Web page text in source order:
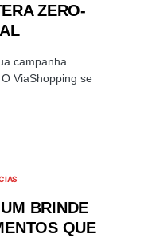
ZERO-
campanha
ViaShopping se
BRINDE
QUE